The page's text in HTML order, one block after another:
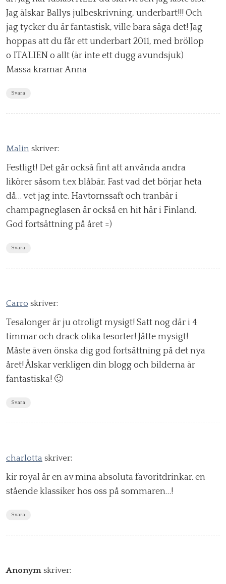
Jag älskar Ballys julbeskrivning, underbart!!! Och
jag tycker du är fantastisk, ville bara säga det! Jag
hoppas att du får ett underbart 2011, med bröllop
o ITALIEN o allt (är inte ett dugg avundsjuk)
Massa kramar Anna
Svara
Malin skriver:
Festligt! Det går också fint att använda andra
likörer såsom t.ex blåbär. Fast vad det börjar heta
då… vet jag inte. Havtornssaft och tranbär i
champagneglasen är också en hit här i Finland.
God fortsättning på året =)
Svara
Carro skriver:
Tesalonger är ju otroligt mysigt! Satt nog där i 4
timmar och drack olika tesorter! Jätte mysigt!
Måste även önska dig god fortsättning på det nya
året! Älskar verkligen din blogg och bilderna är
fantastiska! 🙂
Svara
charlotta skriver:
kir royal är en av mina absoluta favoritdrinkar. en
stående klassiker hos oss på sommaren…!
Svara
Anonym skriver: